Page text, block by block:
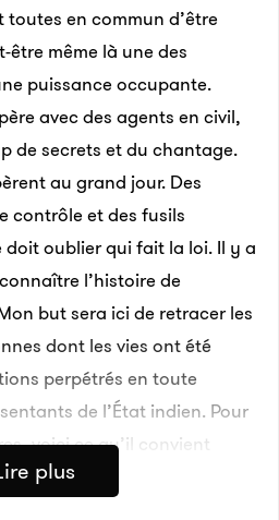
en commun d’être
être même là une des
puissance occupante.
avec des agents en civil,
de secrets et du chantage.
au grand jour. Des
contrôle et des fusils
doit oublier qui fait la loi. Il y a
l’histoire de
but sera ici de retracer les
dont les vies ont été
perpétrés en toute
de l’État indien. Pour
voici ce qu’il convient
a été adoptée en
plus